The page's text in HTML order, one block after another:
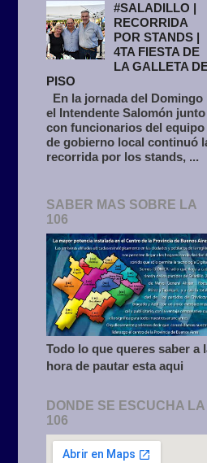
#SALADILLO |
RECORRIDA
POR STANDS |
4TA FIESTA DE
LA GALLETA
PISO
En la jornada del Domingo
el Intendente Salomón junto
con funcionarios del equipo
de gobierno local continuó
recorrida por los stands, ...
SABER MAS SOBRE LA
106
Todo lo que queres saber a
hora de pautar esta aqui
DONDE SE ESCUCHA LA
106